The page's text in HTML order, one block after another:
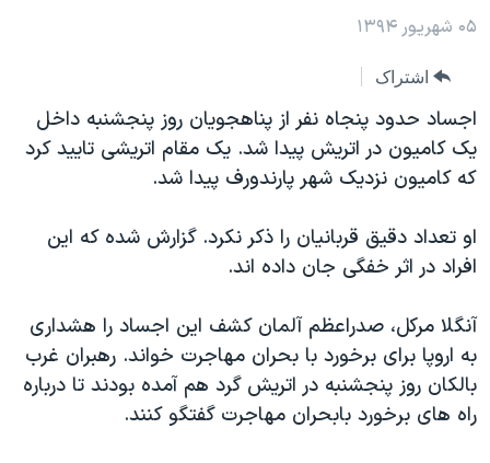
صفحه
جهش
به
جستجو
جهان
ویژه برنامه‌ها
ویدیوها
حقوق شهروندی
علم و فناوری
اسرائیل در جنگ
گالری عکس
صفحه‌های ویژه
۲۵۰سالگی آمریکا
بایگانی برنامه‌های تلویزیونی
انتخابات ریاست جمهوری آمریکا ۲۰۲۴
رمز مهسا
ورزش زنان در ایران
اعتراضات زن، زندگی، آزادی
فرکانس‌های صدای آمریکا
یادگیری زبان انگلیسی
زبانهای مختلف
۰۵ شهریور ۱۳۹۴
اشتراک
اجساد حدود پنجاه نفر از پناهجویان روز پنجشنبه داخل
یک کامیون در اتریش پیدا شد. یک مقام اتریشی تایید کرد
که کامیون نزدیک شهر پارندورف پیدا شد.
او تعداد دقیق قربانیان را ذکر نکرد. گزارش شده که این
افراد در اثر خفگی جان داده اند.
آنگلا مرکل، صدراعظم آلمان کشف این اجساد را هشداری
به اروپا برای برخورد با بحران مهاجرت خواند. رهبران غرب
بالکان روز پنجشنبه در اتریش گرد هم آمده بودند تا درباره
راه های برخورد بابحران مهاجرت گفتگو کنند.